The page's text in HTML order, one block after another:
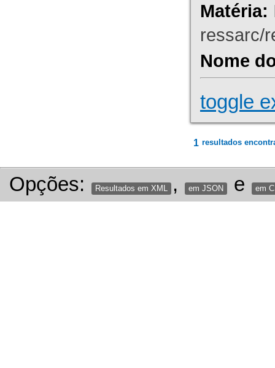
Matéria:
ressarc/
Nome
toggle
1 resultados
Opções: Resultados em XML , em JSON e em